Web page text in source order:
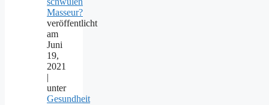
Masseur?
veröffentlicht
am
Juni
19,
2021
|
unter
Gesundheit